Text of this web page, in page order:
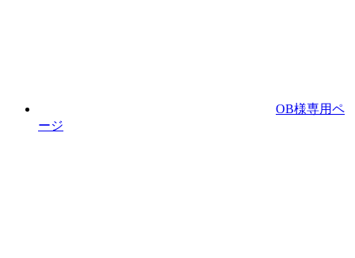
OB様専用ペ
ージ